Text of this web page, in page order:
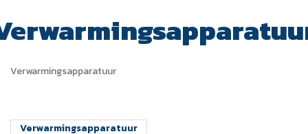
Verwarmingsapparatuur
Verwarmingsapparatuur